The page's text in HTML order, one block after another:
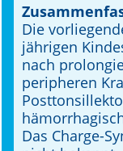
A&I English
Mediadaten
Autoren-
Bestell-Service
Die
jährigen
nach
peripheren
Das Charge-